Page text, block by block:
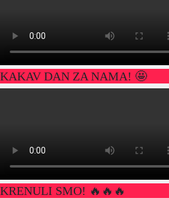
KAKAV DAN ZA NAMA! 🤩
KRENULI SMO! 🔥🔥🔥